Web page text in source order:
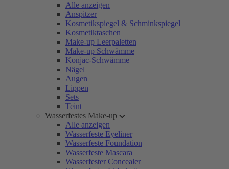
Alle anzeigen
Anspitzer
Kosmetikspiegel & Schminkspiegel
Kosmetiktaschen
Make-up Leerpaletten
Make-up Schwämme
Konjac-Schwämme
Nägel
Augen
Lippen
Sets
Teint
Wasserfestes Make-up
Alle anzeigen
Wasserfeste Eyeliner
Wasserfeste Foundation
Wasserfeste Mascara
Wasserfester Concealer